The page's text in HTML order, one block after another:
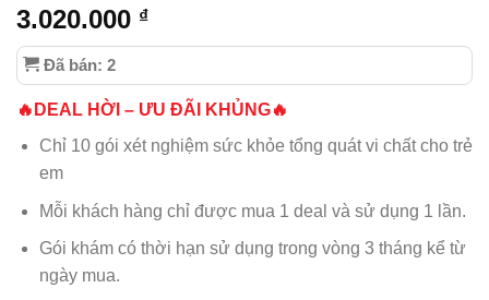
3.020.000 ₫
Đã bán: 2
🔥DEAL HỜI – ƯU ĐÃI KHỦNG🔥
Chỉ 10 gói xét nghiệm sức khỏe tổng quát vi chất cho trẻ
em
Mỗi khách hàng chỉ được mua 1 deal và sử dụng 1 lần.
Gói khám có thời hạn sử dụng trong vòng 3 tháng kể từ
ngày mua.